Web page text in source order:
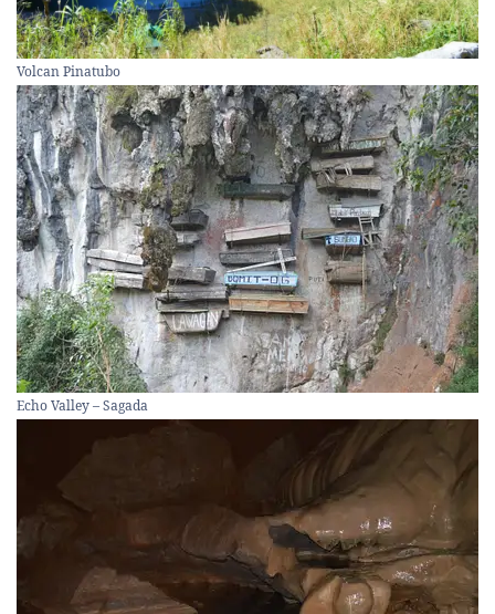
Volcan Pinatubo
Echo Valley – Sagada